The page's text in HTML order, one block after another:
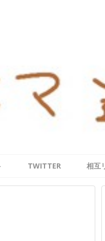
TWITTER 相互